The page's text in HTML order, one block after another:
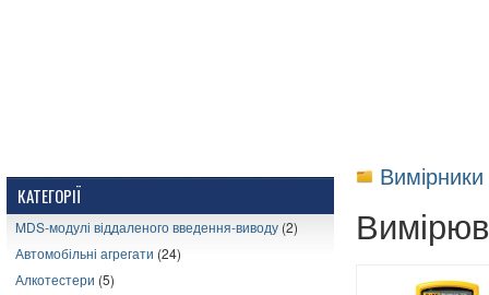
КАТЕГОРІЇ
MDS-модулі віддаленого введення-виводу (2)
Автомобільні агрегати (24)
Алкотестери (5)
Вимірники